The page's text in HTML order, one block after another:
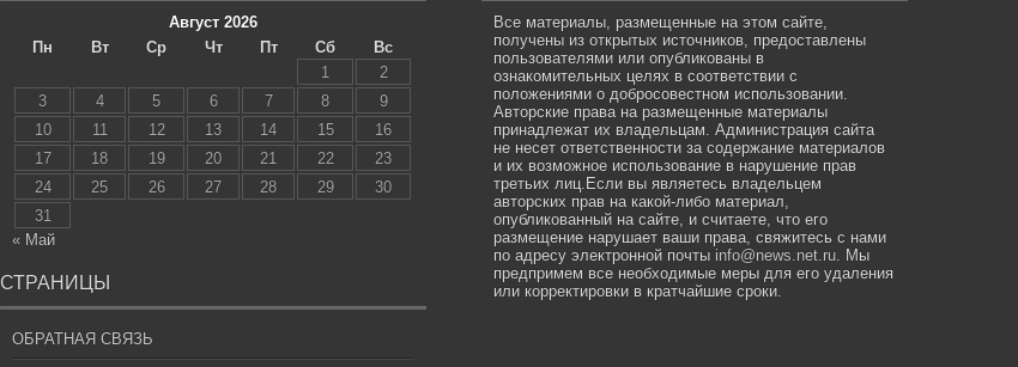
Август 2026
Пн
Вт Ср Чт Пт Сб
Вс
1
2
3
4 5 6 7 8
9
10
11 12 13 14 15
16
17
18 19 20 21 22
23
24
25 26 27 28 29
30
31
« Май
СТРАНИЦЫ
ОБРАТНАЯ СВЯЗЬ
Все материалы, размещенные на этом сайте,
получены из открытых источников, предоставлены
пользователями или опубликованы в
ознакомительных целях в соответствии с
положениями о добросовестном использовании.
Авторские права на размещенные материалы
принадлежат их владельцам. Администрация сайта
не несет ответственности за содержание материалов
и их возможное использование в нарушение прав
третьих лиц.Если вы являетесь владельцем
авторских прав на какой-либо материал,
опубликованный на сайте, и считаете, что его
размещение нарушает ваши права, свяжитесь с нами
по адресу электронной почты info@news.net.ru. Мы
предпримем все необходимые меры для его удаления
или корректировки в кратчайшие сроки.